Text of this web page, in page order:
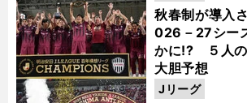
秋春制が導入
026－27シー
かに!? ５人の
大胆予想
Jリーグ